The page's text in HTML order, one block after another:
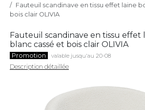
Fauteuil scandinave en tissu effet laine
bois clair OLIVIA
Fauteuil scandinave en tissu effet
blanc cassé et bois clair OLIVIA
Promotion valable jusqu'au 20-08
Description détaillée